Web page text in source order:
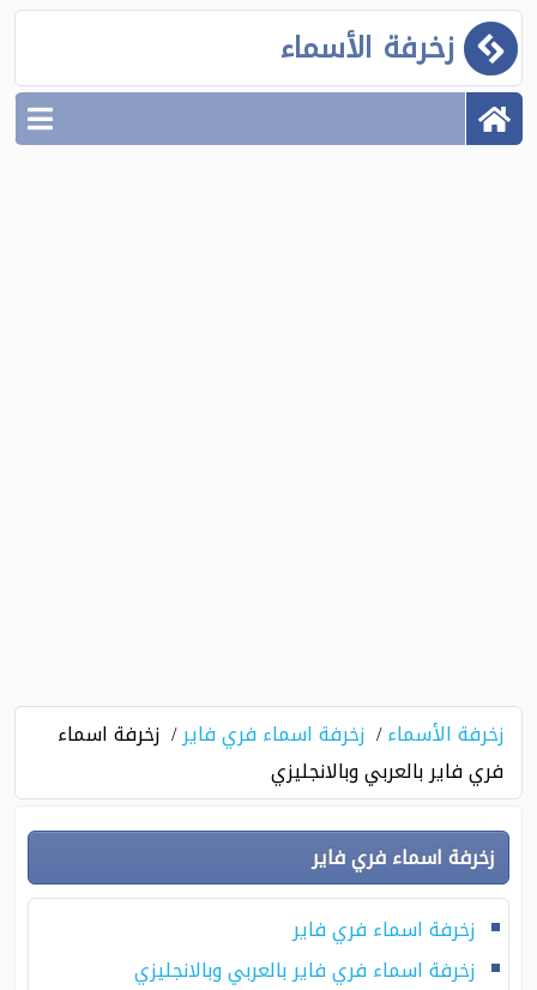
زخرفة الأسماء
زخرفة الأسماء زخرفة اسماء فري فاير
زخرفة اسماء
فري فاير بالعربي وبالانجليزي
زخرفة اسماء فري فاير
زخرفة اسماء فري فاير
زخرفة اسماء فري فاير بالعربي وبالانجليزي